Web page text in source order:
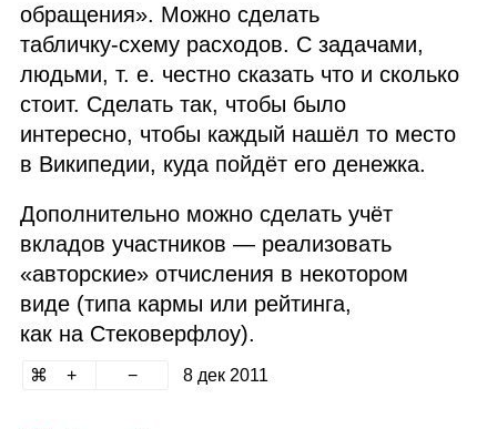
обращения». Можно сделать
табличку‑схему расходов. С задачами,
людьми, т. е. честно сказать что и сколько
стоит. Сделать так, чтобы было
интересно, чтобы каждый нашёл то место
в Википедии, куда пойдёт его денежка.
Дополнительно можно сделать учёт
вкладов участников — реализовать
«авторские» отчисления в некотором
виде (типа кармы или рейтинга,
как на Стековерфлоу).
8 дек 2011